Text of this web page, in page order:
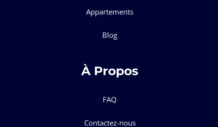
Appartements
Blog
À Propos
FAQ
Contactez-nous